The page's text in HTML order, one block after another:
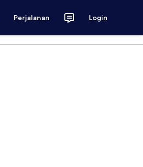
Perjalanan Login